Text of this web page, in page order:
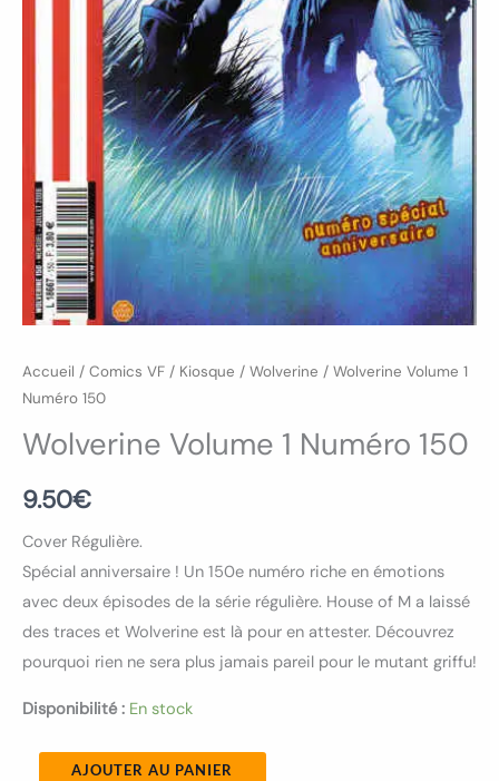
Accueil / Comics VF / Kiosque / Wolverine / Wolverine Volume 1
Numéro 150
Wolverine Volume 1 Numéro 150
9.50€
Cover Régulière.
Spécial anniversaire ! Un 150e numéro riche en émotions
avec deux épisodes de la série régulière. House of M a laissé
des traces et Wolverine est là pour en attester. Découvrez
pourquoi rien ne sera plus jamais pareil pour le mutant griffu!
Disponibilité : En stock
AJOUTER AU PANIER